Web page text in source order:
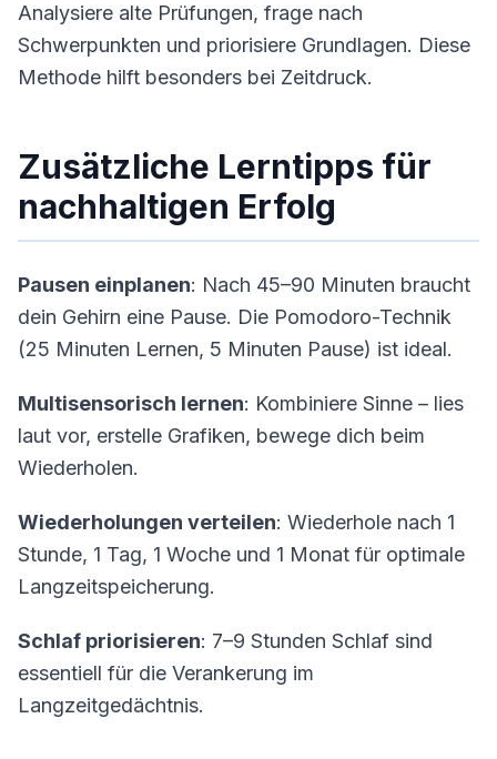
Analysiere alte Prüfungen, frage nach
Schwerpunkten und priorisiere Grundlagen. Diese
Methode hilft besonders bei Zeitdruck.
Zusätzliche Lerntipps für
nachhaltigen Erfolg
Pausen einplanen: Nach 45–90 Minuten braucht
dein Gehirn eine Pause. Die Pomodoro-Technik
(25 Minuten Lernen, 5 Minuten Pause) ist ideal.
Multisensorisch lernen: Kombiniere Sinne – lies
laut vor, erstelle Grafiken, bewege dich beim
Wiederholen.
Wiederholungen verteilen: Wiederhole nach 1
Stunde, 1 Tag, 1 Woche und 1 Monat für optimale
Langzeitspeicherung.
Schlaf priorisieren: 7–9 Stunden Schlaf sind
essentiell für die Verankerung im
Langzeitgedächtnis.